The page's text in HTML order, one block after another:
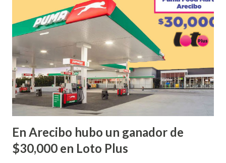
Urbanización Las Lomas en el Municipio de San Juan
¡Enhorabuena que lo disfrute!
...
En Arecibo hubo un ganador de
$30,000 en Loto Plus